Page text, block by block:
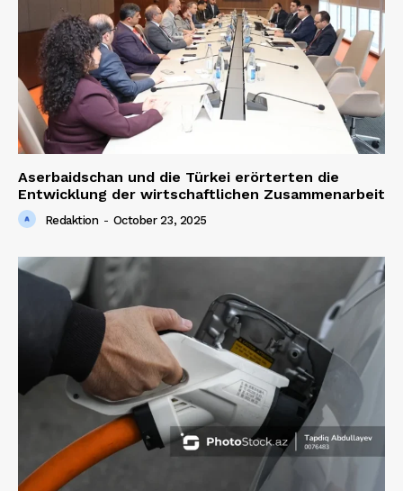
Aserbaidschan und die Türkei erörterten die
Entwicklung der wirtschaftlichen Zusammenarbeit
Redaktion - October 23, 2025